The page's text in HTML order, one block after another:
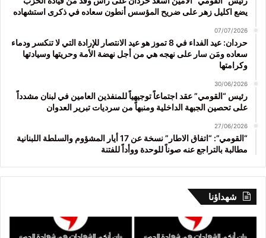
يضع اكليل زهر على ضريح المؤسس أنطون سعاده في ذكرى استشهاده
07/07/2026
حردان: عيد الفداء في 8 تموز هو عيد الانتصار للإرادة التي لا تنكسر ودماء
سعاده ومَن سار على نهجه هي من أجل نهضة الأمة وحريتها وسيادتها
وكرامتها
30/06/2026
رئيس “القومي” عقد اجتماعاً توجيهياً للمنفذين العامين في لبنان مشدداً
على تحصين الجبهة الداخلية ومنبهاً من سرديات تبرير العدوان
27/06/2026
“القومي”: “اتفاق الاطار” نسخة عن 17 أيار المشؤوم والسلطة اللبنانية
مطالبة بالتراجع عنه صوناً للوحدة ووأداً للفتنة
شهداؤنا